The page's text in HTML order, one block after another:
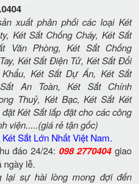
xuất phân phối các loại Két
Két Sắt Chống Cháy, Két Sắt
Văn Phòng, Két Sắt Chống
Két Sắt Điện Tử, Két Sắt Đổi
Két Sắt Dự Án, Két Sắt
An Toàn, Két Sắt Chính
Thuỷ, Két Bạc, Két Sắt Két
Két Sắt lắp đặt cho các công
viện.....(giá rẻ tận gốc)
Sắt Lớn Nhất Việt Nam.
đáo 24/24: 098 2770404giao
ngày lễ.
lại sự hài lòng mong đợi đến